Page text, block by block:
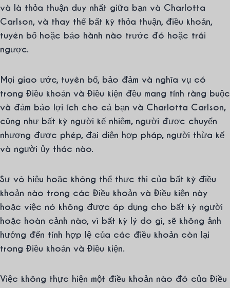
và là thỏa thuận duy nhất giữa bạn và Charlotta
Carlson, và thay thế bất kỳ thỏa thuận, điều khoản,
tuyên bố hoặc bảo hành nào trước đó hoặc trái
ngược.
Mọi giao ước, tuyên bố, bảo đảm và nghĩa vụ có
trong Điều khoản và Điều kiện đều mang tính ràng buộc
và đảm bảo lợi ích cho cả bạn và Charlotta Carlson,
cũng như bất kỳ người kế nhiệm, người được chuyển
nhượng được phép, đại diện hợp pháp, người thừa kế
và người ủy thác nào.
Sự vô hiệu hoặc không thể thực thi của bất kỳ điều
khoản nào trong các Điều khoản và Điều kiện này
hoặc việc nó không được áp dụng cho bất kỳ người
hoặc hoàn cảnh nào, vì bất kỳ lý do gì, sẽ không ảnh
hưởng đến tính hợp lệ của các điều khoản còn lại
trong Điều khoản và Điều kiện.
Việc không thực hiện một điều khoản nào đó của Điều